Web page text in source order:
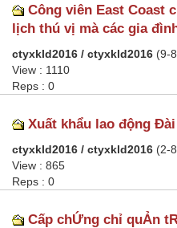
Công viên East Coast
lịch thú vị mà các gia
ctyxkld2016 / ctyxkld2016 (9-
View : 1110
Reps : 0
Xuất khẩu lao động
ctyxkld2016 / ctyxkld2016 (2-
View : 865
Reps : 0
Cấp chỨng chỉ quẢn